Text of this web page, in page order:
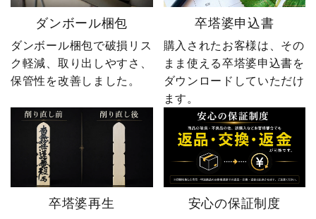
ダンボール梱包
ダンボール梱包で破損リス
ク軽減、取り出しやすさ、
保管性を改善しました。
卒塔婆申込書
購入されたお客様は、その
まま使える卒塔婆申込書を
ダウンロードしていただけ
ます。
卒塔婆再生 安心の保証制度